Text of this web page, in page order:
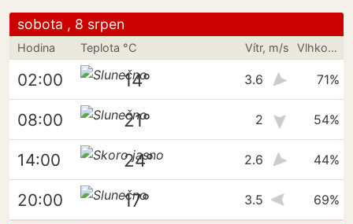
sobota , 8 srpen
Hodina Teplota °C Vítr, m/s Vlhkost vzduchu
02:00 14° 3.6 71%
08:00 21° 2 54%
14:00 24° 2.6 44%
20:00 17° 3.5 69%